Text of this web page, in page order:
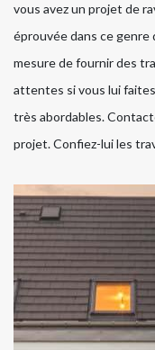
vous avez un projet de
éprouvée dans ce genre
mesure de fournir des
attentes si vous lui
très abordables.
projet. Confiez-lui les